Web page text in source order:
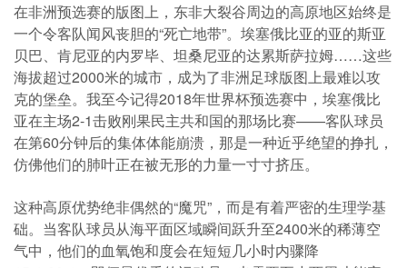
在非洲预选赛的版图上，东非大裂谷周边的高原地区始终是
一个令客队闻风丧胆的“死亡地带”。埃塞俄比亚的亚的斯亚
贝巴、肯尼亚的内罗毕、坦桑尼亚的达累斯萨拉姆……这些
海拔超过2000米的城市，成为了非洲足球版图上最难以攻
克的堡垒。我至今记得2018年世界杯预选赛中，埃塞俄比
亚在主场2-1击败刚果民主共和国的那场比赛——客队球员
在第60分钟后的集体体能崩溃，那是一种近乎绝望的挣扎，
仿佛他们的肺叶正在被无形的力量一寸寸挤压。
这种高原优势绝非偶然的“魔咒”，而是有着严密的生理学基
础。当客队球员从海平面区域瞬间跃升至2400米的稀薄空
气中，他们的血氧饱和度会在短短几小时内骤降